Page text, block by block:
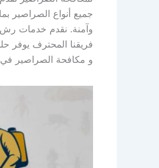
جميع أنواع الصراصير
وآمنة. نقدم خدمات رش
فريقنا المحترف يوفر
و مكافحة الصراصير في